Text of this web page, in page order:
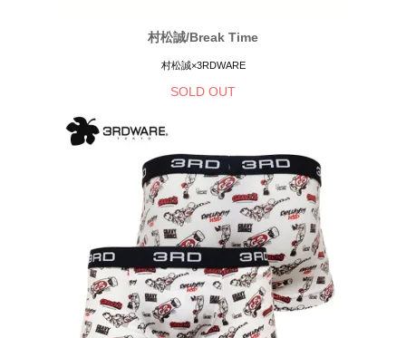
村松誠/Break Time
村松誠×3RDWARE
SOLD OUT